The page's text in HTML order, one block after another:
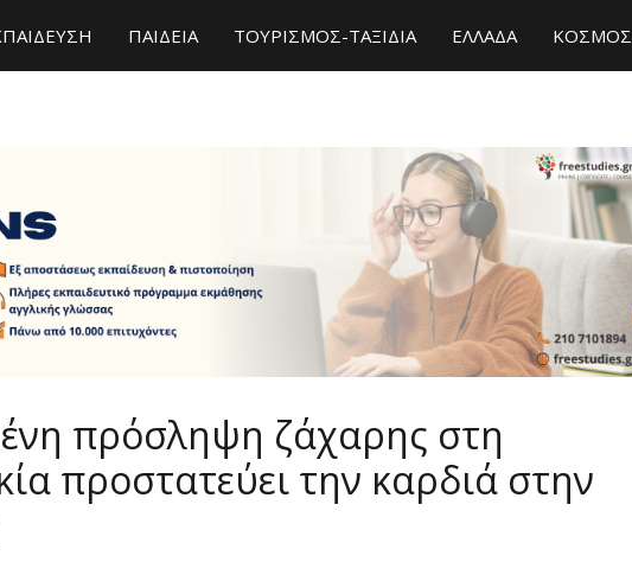
ΠΑΙΔΕΙΑ ΤΟΥΡΙΣΜΟΣ-ΤΑΞΙΔΙΑ ΕΛΛΑΔΑ ΚΟΣΜΟΣ
πρόσληψη ζάχαρης στη
προστατεύει την καρδιά στην